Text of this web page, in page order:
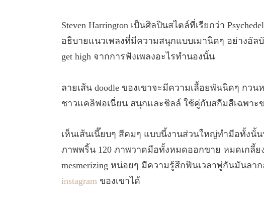
Steven Harrington เป็นศิลปินสไตล์ที่เรียกว่า
อธิบายแนวเพลงที่มีความสนุกแบบเมานิดๆ อย่างอัลบั
get high จากการฟังเพลงอะไรทำนองนั้น
ลายเส้น doodle ของเขาจะมีความเลื้อยพันนิดๆ กว
ชาวแคลิฟอเนี่ยน สนุกและชิลล์ ใช้คู่กับสกีมสีเฉพาะ
เห็นเส้นเนี๊ยบๆ สีคมๆ แบบนี้งานส่วนใหญ่ทำมือทั้งนั้
ภาพพริ้น 120 ภาพวาดมือทั้งหมดออกขาย หมดเกลี้ย
mesmerizing หน่อยๆ มีความรู้สึกฟินเวลาพู่กันมันล
instagram ของเขาได้